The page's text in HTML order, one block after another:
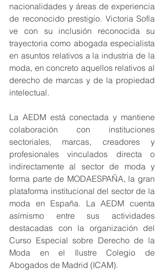
nacionalidades y áreas de experiencia
de reconocido prestigio. Victoria Sofía
ve con su inclusión reconocida su
trayectoria como abogada especialista
en asuntos relativos a la industria de la
moda, en concreto aquellos relativos al
derecho de marcas y de la propiedad
intelectual.
La AEDM está conectada y mantiene
colaboración con instituciones
sectoriales, marcas, creadores y
profesionales vinculados directa o
indirectamente al sector de moda y
forma parte de MODAESPAÑA, la gran
plataforma institucional del sector de la
moda en España. La AEDM cuenta
asímismo entre sus actividades
destacadas con la organización del
Curso Especial sobre Derecho de la
Moda en el Ilustre Colegio de
Abogados de Madrid (ICAM).